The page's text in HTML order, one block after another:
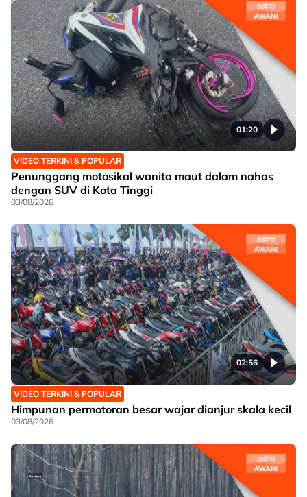
01:20
VIDEO TERKINI & POPULAR
Penunggang motosikal wanita maut dalam nahas
dengan SUV di Kota Tinggi
03/08/2026
02:56
VIDEO TERKINI & POPULAR
Himpunan permotoran besar wajar dianjur skala kecil
03/08/2026